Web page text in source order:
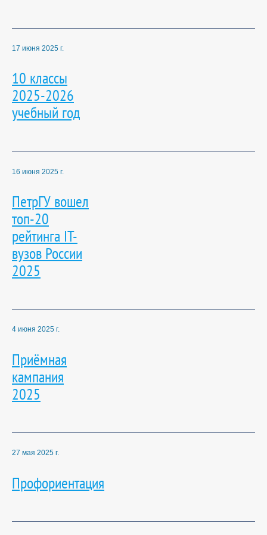
17 июня 2025 г.
10 классы
2025-2026
учебный год
16 июня 2025 г.
ПетрГУ вошел
топ-20
рейтинга IT-
вузов России
2025
4 июня 2025 г.
Приёмная
кампания
2025
27 мая 2025 г.
Профориентация